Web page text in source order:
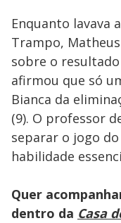
Enquanto lavava
Trampo,
sobre o
afirmou que só
Bianca da
(9). O professor
separar o jogo
habilidade
Quer
dentro da Casa